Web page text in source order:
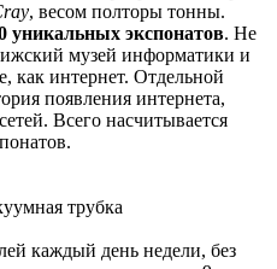
, весом полторы тонны.
уникальных экспонатов. Не
музей информатики и
как интернет. Отдельной
появления интернета,
Всего насчитывается
каждый день недели, без